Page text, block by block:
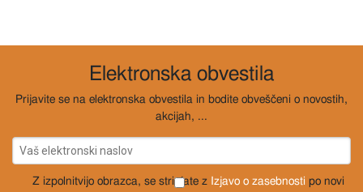
Elektronska obvestila
Prijavite se na elektronska obvestila in bodite obveščeni o novostih,
akcijah, ...
Z izpolnitvijo obrazca, se strinjate z Izjavo o zasebnosti po novi